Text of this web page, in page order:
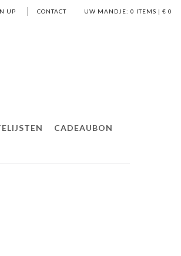
UW MANDJE: 0 ITEMS | € 0
UP CONTACT
CADEAUBON